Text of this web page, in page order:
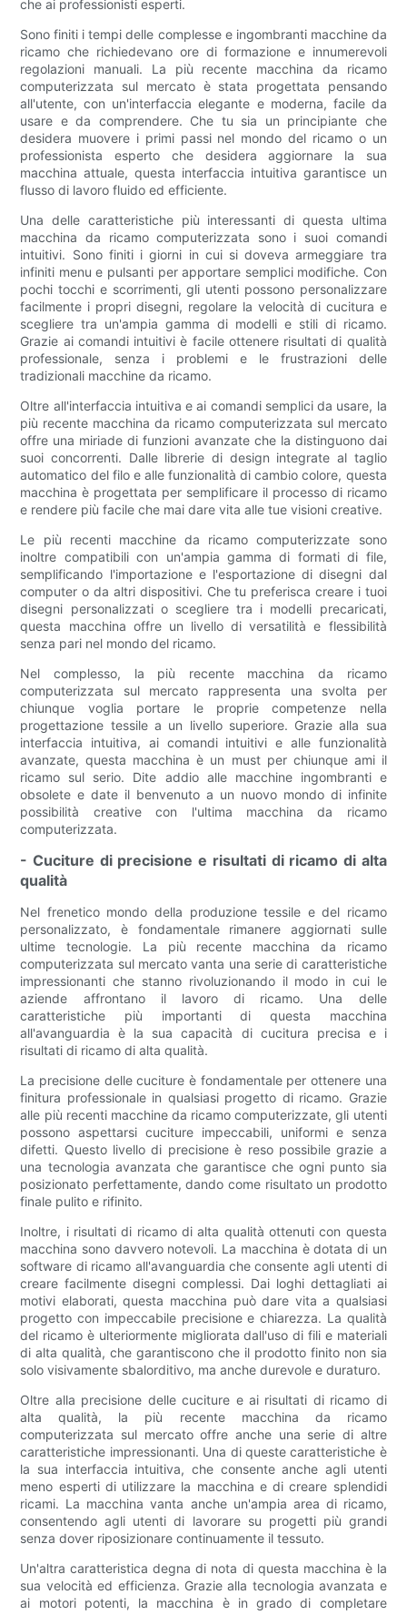
che ai professionisti esperti.
Sono finiti i tempi delle complesse e ingombranti macchine da
ricamo che richiedevano ore di formazione e innumerevoli
regolazioni manuali. La più recente macchina da ricamo
computerizzata sul mercato è stata progettata pensando
all'utente, con un'interfaccia elegante e moderna, facile da
usare e da comprendere. Che tu sia un principiante che
desidera muovere i primi passi nel mondo del ricamo o un
professionista esperto che desidera aggiornare la sua
macchina attuale, questa interfaccia intuitiva garantisce un
flusso di lavoro fluido ed efficiente.
Una delle caratteristiche più interessanti di questa ultima
macchina da ricamo computerizzata sono i suoi comandi
intuitivi. Sono finiti i giorni in cui si doveva armeggiare tra
infiniti menu e pulsanti per apportare semplici modifiche. Con
pochi tocchi e scorrimenti, gli utenti possono personalizzare
facilmente i propri disegni, regolare la velocità di cucitura e
scegliere tra un'ampia gamma di modelli e stili di ricamo.
Grazie ai comandi intuitivi è facile ottenere risultati di qualità
professionale, senza i problemi e le frustrazioni delle
tradizionali macchine da ricamo.
Oltre all'interfaccia intuitiva e ai comandi semplici da usare, la
più recente macchina da ricamo computerizzata sul mercato
offre una miriade di funzioni avanzate che la distinguono dai
suoi concorrenti. Dalle librerie di design integrate al taglio
automatico del filo e alle funzionalità di cambio colore, questa
macchina è progettata per semplificare il processo di ricamo
e rendere più facile che mai dare vita alle tue visioni creative.
Le più recenti macchine da ricamo computerizzate sono
inoltre compatibili con un'ampia gamma di formati di file,
semplificando l'importazione e l'esportazione di disegni dal
computer o da altri dispositivi. Che tu preferisca creare i tuoi
disegni personalizzati o scegliere tra i modelli precaricati,
questa macchina offre un livello di versatilità e flessibilità
senza pari nel mondo del ricamo.
Nel complesso, la più recente macchina da ricamo
computerizzata sul mercato rappresenta una svolta per
chiunque voglia portare le proprie competenze nella
progettazione tessile a un livello superiore. Grazie alla sua
interfaccia intuitiva, ai comandi intuitivi e alle funzionalità
avanzate, questa macchina è un must per chiunque ami il
ricamo sul serio. Dite addio alle macchine ingombranti e
obsolete e date il benvenuto a un nuovo mondo di infinite
possibilità creative con l'ultima macchina da ricamo
computerizzata.
- Cuciture di precisione e risultati di ricamo di alta
qualità
Nel frenetico mondo della produzione tessile e del ricamo
personalizzato, è fondamentale rimanere aggiornati sulle
ultime tecnologie. La più recente macchina da ricamo
computerizzata sul mercato vanta una serie di caratteristiche
impressionanti che stanno rivoluzionando il modo in cui le
aziende affrontano il lavoro di ricamo. Una delle
caratteristiche più importanti di questa macchina
all'avanguardia è la sua capacità di cucitura precisa e i
risultati di ricamo di alta qualità.
La precisione delle cuciture è fondamentale per ottenere una
finitura professionale in qualsiasi progetto di ricamo. Grazie
alle più recenti macchine da ricamo computerizzate, gli utenti
possono aspettarsi cuciture impeccabili, uniformi e senza
difetti. Questo livello di precisione è reso possibile grazie a
una tecnologia avanzata che garantisce che ogni punto sia
posizionato perfettamente, dando come risultato un prodotto
finale pulito e rifinito.
Inoltre, i risultati di ricamo di alta qualità ottenuti con questa
macchina sono davvero notevoli. La macchina è dotata di un
software di ricamo all'avanguardia che consente agli utenti di
creare facilmente disegni complessi. Dai loghi dettagliati ai
motivi elaborati, questa macchina può dare vita a qualsiasi
progetto con impeccabile precisione e chiarezza. La qualità
del ricamo è ulteriormente migliorata dall'uso di fili e materiali
di alta qualità, che garantiscono che il prodotto finito non sia
solo visivamente sbalorditivo, ma anche durevole e duraturo.
Oltre alla precisione delle cuciture e ai risultati di ricamo di
alta qualità, la più recente macchina da ricamo
computerizzata sul mercato offre anche una serie di altre
caratteristiche impressionanti. Una di queste caratteristiche è
la sua interfaccia intuitiva, che consente anche agli utenti
meno esperti di utilizzare la macchina e di creare splendidi
ricami. La macchina vanta anche un'ampia area di ricamo,
consentendo agli utenti di lavorare su progetti più grandi
senza dover riposizionare continuamente il tessuto.
Un'altra caratteristica degna di nota di questa macchina è la
sua velocità ed efficienza. Grazie alla tecnologia avanzata e
ai motori potenti, la macchina è in grado di completare